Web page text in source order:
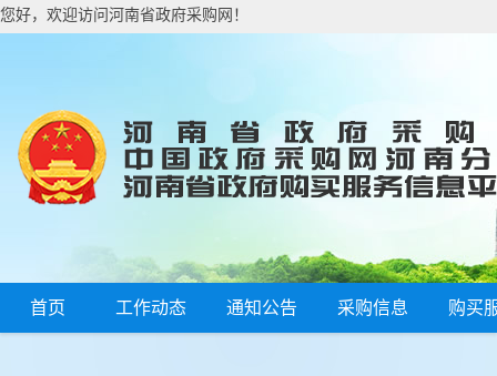
您好，欢迎访问河南省政府采购网！
首页 工作动态 通知公告 采购信息 购买